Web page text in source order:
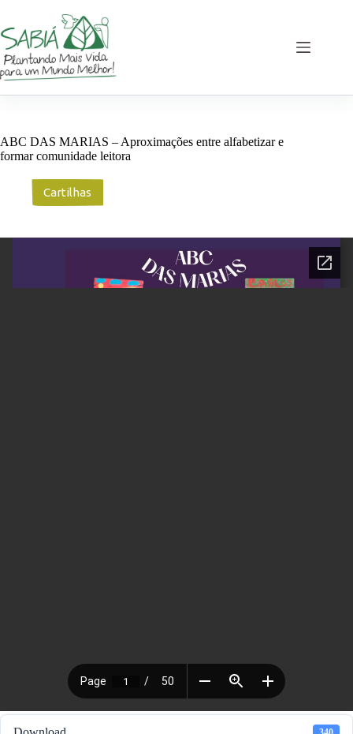
o
conteúdo
ABC DAS MARIAS – Aproximações entre alfabetizar e
formar comunidade leitora
Cartilhas